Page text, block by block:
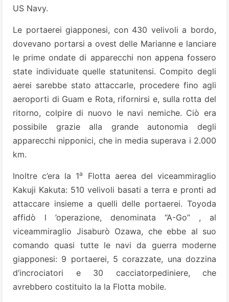
US Navy.
Le portaerei giapponesi, con 430 velivoli a bordo,
dovevano portarsi a ovest delle Marianne e lanciare
le prime ondate di apparecchi non appena fossero
state individuate quelle statunitensi. Compito degli
aerei sarebbe stato attaccarle, procedere fino agli
aeroporti di Guam e Rota, rifornirsi e, sulla rotta del
ritorno, colpire di nuovo le navi nemiche. Ciò era
possibile grazie alla grande autonomia degli
apparecchi nipponici, che in media superava i 2.000
km.
Inoltre c’era la 1a
Flotta aerea del viceammiraglio
Kakuji Kakuta: 510 velivoli basati a terra e pronti ad
attaccare insieme a quelli delle portaerei. Toyoda
affidò l ’operazione, denominata “A-Go” , al
viceammiraglio Jisaburò Ozawa, che ebbe al suo
comando quasi tutte le navi da guerra moderne
giapponesi: 9 portaerei, 5 corazzate, una dozzina
d’incrociatori e 30 cacciatorpediniere, che
avrebbero costituito la la Flotta mobile.